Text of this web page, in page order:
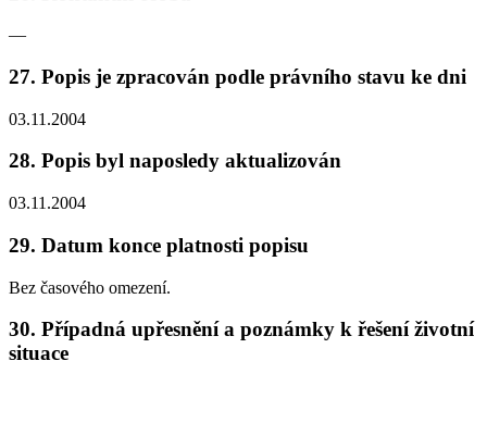
—
27. Popis je zpracován podle právního stavu ke dni
03.11.2004
28. Popis byl naposledy aktualizován
03.11.2004
29. Datum konce platnosti popisu
Bez časového omezení.
30. Případná upřesnění a poznámky k řešení životní
situace